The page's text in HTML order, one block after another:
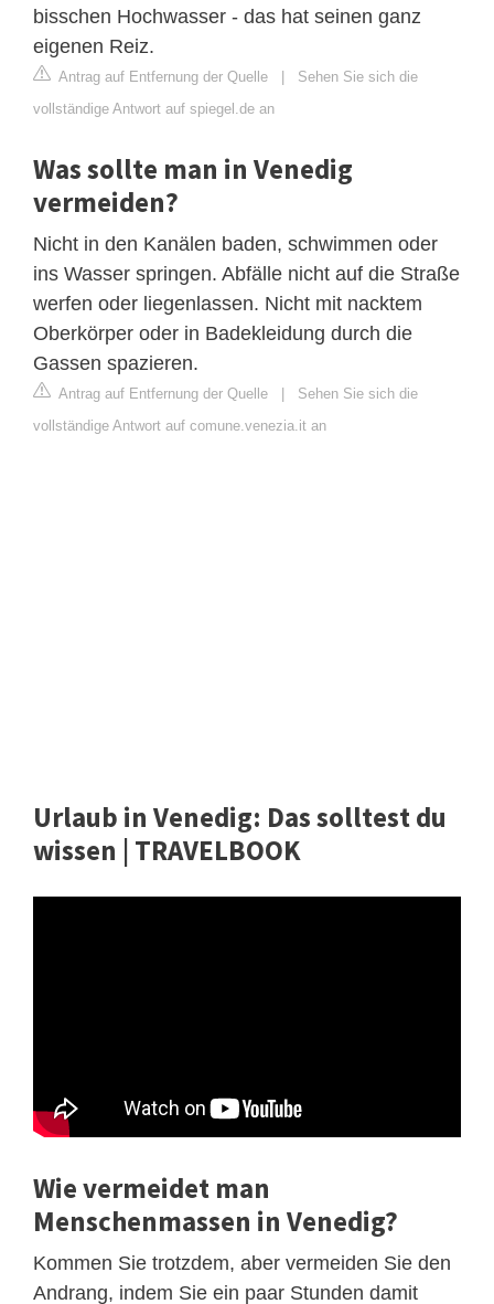
bisschen Hochwasser - das hat seinen ganz
eigenen Reiz.
Antrag auf Entfernung der Quelle
Sehen Sie sich die
vollständige Antwort auf spiegel.de an
Was sollte man in Venedig
vermeiden?
Nicht in den Kanälen baden, schwimmen oder
ins Wasser springen. Abfälle nicht auf die Straße
werfen oder liegenlassen. Nicht mit nacktem
Oberkörper oder in Badekleidung durch die
Gassen spazieren.
Antrag auf Entfernung der Quelle
Sehen Sie sich die
vollständige Antwort auf comune.venezia.it an
Urlaub in Venedig: Das solltest du
wissen | TRAVELBOOK
Wie vermeidet man
Menschenmassen in Venedig?
Kommen Sie trotzdem, aber vermeiden Sie den
Andrang, indem Sie ein paar Stunden damit